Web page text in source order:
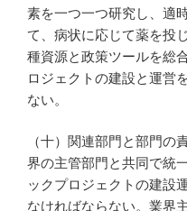
素を一つ一つ研究し、適
て、病状に応じて薬を投
種資源と政策ツールを総
ロジェクトの建設と運営
ない。
（十）関連部門と部門の
界の主管部門と共同で統
ックプロジェクトの建設
なければならない。業界